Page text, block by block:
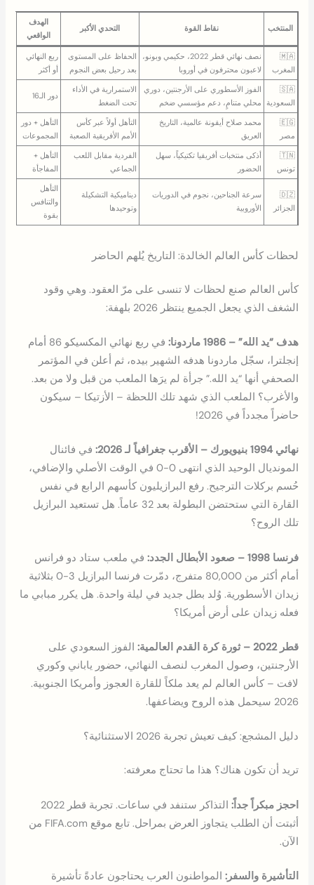
المنتخب نقاط القوة التحدي الأكبر
الهدف
الواقعي
🇲🇦
المغرب
نصف نهائي قطر 2022، حكيمي وبونو،
لاعبون محترفون في أوروبا
الحفاظ على المستوى
بعد رحيل بعض النجوم
ربع النهائي
أو أكثر
🇸🇦
السعودية
الفوز الأسطوري على الأرجنتين، دوري
محلي متنامٍ، دعم مؤسسي ضخم
الاستمرارية في الأداء
تحت الضغط
دور الـ16
🇪🇬
مصر
محمد صلاح أيقونة عالمية، التاريخ
العريق
التأهل أولاً عبر كأس
الأمم الأفريقية الصعبة
التأهل + دور
المجموعات
🇹🇳
تونس
أذكى منتخبات أفريقيا تكتيكياً، سهل
الحضور
الفردية مقابل اللعب
الجماعي
التأهل +
المفاجأة
🇩🇿
الجزائر
سرعة الجناحين، نجوم في الدوريات
الأوروبية
ديناميكية التشكيلة
وتوحيدها
التأهل
والتنافس
بقوة
لحظات كأس العالم الخالدة: التاريخ يُلهم الحاضر
كأس العالم صنع لحظات لا تنسى على مرّ العقود. وهي وقود
الشغف الذي يجعل الجميع ينتظر 2026 بلهفة:
هدف “يد الله” – 1986 ماردونا:
في ربع نهائي المكسيكو 86 أمام
إنجلترا، سجّل ماردونا هدفه الشهير بيده، ثم أعلن في المؤتمر
الصحفي أنها “يد الله.” جرأة لم يرَها الملعب من قبل ولا من بعد.
والأغرب؟ الملعب الذي شهد تلك اللحظة – الأزتيكا – سيكون
حاضراً مجدداً في 2026!
نهائي 1994 بنيويورك – الأقرب جغرافياً لـ 2026:
في فائنال
المونديال الوحيد الذي انتهى 0-0 في الوقت الأصلي والإضافي،
حُسم بركلات الترجيح. رفع البرازيليون كأسهم الرابع في نفس
القارة التي ستحتضن البطولة بعد 32 عاماً. هل تستعيد البرازيل
تلك الروح؟
فرنسا 1998 – صعود الأبطال الجدد:
في ملعب ستاد دو فرانس
أمام أكثر من 80,000 متفرج، دمّرت فرنسا البرازيل 3-0 بثلاثية
زيدان الأسطورية. وُلد بطل جديد في ليلة واحدة. هل يكرر مبابي ما
فعله زيدان على أرض أمريكا؟
قطر 2022 – ثورة كرة القدم العالمية:
الفوز السعودي على
الأرجنتين، وصول المغرب لنصف النهائي، حضور ياباني وكوري
لافت – كأس العالم لم يعد ملكاً للقارة العجوز وأمريكا الجنوبية.
2026 سيحمل هذه الروح ويضاعفها.
دليل المشجع: كيف تعيش تجربة 2026 الاستثنائية؟
تريد أن تكون هناك؟ هذا ما تحتاج معرفته:
احجز مبكراً جداً:
التذاكر ستنفد في ساعات. تجربة قطر 2022
أثبتت أن الطلب يتجاوز العرض بمراحل. تابع موقع FIFA.com من
الآن.
التأشيرة والسفر: المواطنون العرب يحتاجون عادةً تأشيرة